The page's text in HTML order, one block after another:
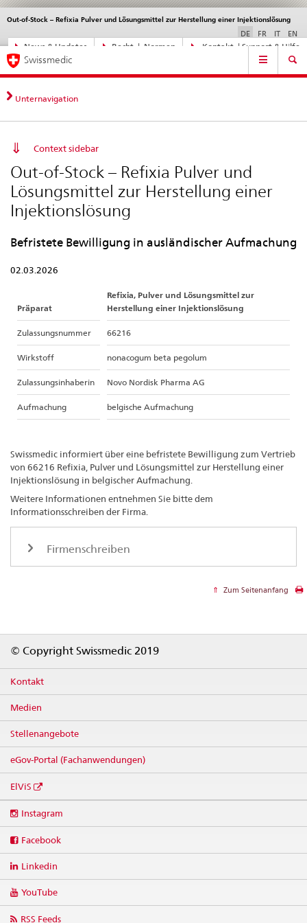
Direktnavigation
News,
Rechtsgrundlagen,
News & Updates Recht | Normen Kontakt | Support & Hilfe
Out-of-Stock – Refixia Pulver und Lösungsmittel zur Herstellung einer Injektionslösung
Sprachwahl
DE FR IT EN
Service
Hauptnavigation
Swissmedic
Unternavigation
Context sidebar
Out-of-Stock – Refixia Pulver und
Lösungsmittel zur Herstellung einer
Injektionslösung
Befristete Bewilligung in ausländischer Aufmachung
02.03.2026
Präparat
Refixia, Pulver und Lösungsmittel zur
Herstellung einer Injektionslösung
Zulassungsnummer 66216
Wirkstoff nonacogum beta pegolum
Zulassungsinhaberin Novo Nordisk Pharma AG
Aufmachung belgische Aufmachung
Swissmedic informiert über eine befristete Bewilligung zum Vertrieb
von 66216 Refixia, Pulver und Lösungsmittel zur Herstellung einer
Injektionslösung in belgischer Aufmachung.
Weitere Informationen entnehmen Sie bitte dem
Informationsschreiben der Firma.
Firmenschreiben
Zum Seitenanfang
© Copyright Swissmedic 2019
Kontakt
Medien
Stellenangebote
eGov-Portal (Fachanwendungen)
ElViS
media
Instagram
Facebook
Linkedin
YouTube
RSS Feeds